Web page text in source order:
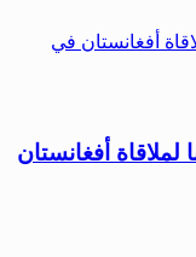
أفغانستان